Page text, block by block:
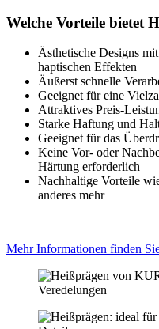
Welche Vorteile bietet
Ästhetische Designs
haptischen Effekten
Äußerst schnelle
Geeignet für eine
Attraktives Preis-
Starke Haftung und
Geeignet für das
Keine Vor- oder
Härtung erforderlich
Nachhaltige Vorteile
anderes mehr
Mehr Informationen finden